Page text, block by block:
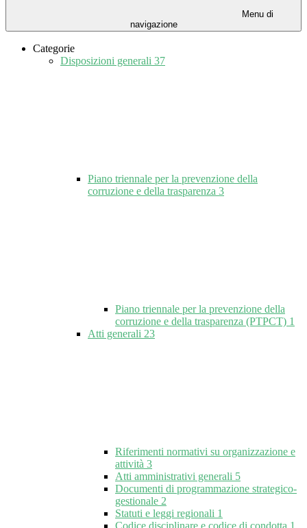
Menu di
navigazione
Categorie
Disposizioni generali 37
Piano triennale per la prevenzione della
corruzione e della trasparenza 3
Piano triennale per la prevenzione della
corruzione e della trasparenza (PTPCT) 1
Atti generali 23
Riferimenti normativi su organizzazione e
attività 3
Atti amministrativi generali 5
Documenti di programmazione strategico-
gestionale 2
Statuti e leggi regionali 1